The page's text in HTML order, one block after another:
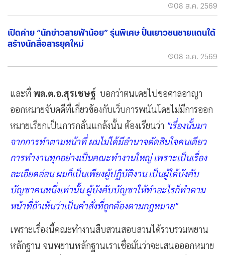
08 ส.ค. 2569
เปิดค่าย “นักข่าวสายฟ้าน้อย” รุ่นพิเศษ ปั้นเยาวชนชายแดนใต้
สร้างนักสื่อสารยุคใหม่
08 ส.ค. 2569
และที่ พล.ต.อ.สุรเชษฐ์ บอกว่าตนเคยไปขอศาลอาญา
ออกหมายจับคดีที่เกี่ยวข้องกับเว็บการพนันโดยไม่มีการออก
หมายเรียกเป็นการกลั่นแกล้งนั้น ต้องเรียนว่า "เรื่องนั้นมา
จากการทำตามหน้าที่ ผมไม่ได้มีอำนาจตัดสินใจคนเดียว
การทำงานทุกอย่างเป็นคณะทำงานใหญ่ เพราะเป็นเรื่อง
ละเอียดอ่อน ผมก็เป็นเพียงผู้ปฏิบัติงาน เป็นผู้ใต้บังคับ
บัญชาคนหนึ่งเท่านั้น ผู้บังคับบัญชาให้ทำอะไรก็ทำตาม
หน้าที่ถ้าเห็นว่าเป็นคำสั่งที่ถูกต้องตามกฎหมาย"
เพราะเรื่องนี้คณะทำงานสืบสวนสอบสวนได้รวบรวมพยาน
หลักฐาน จนพยานหลักฐานเราเชื่อมั่นว่าจะเสนอออกหมาย